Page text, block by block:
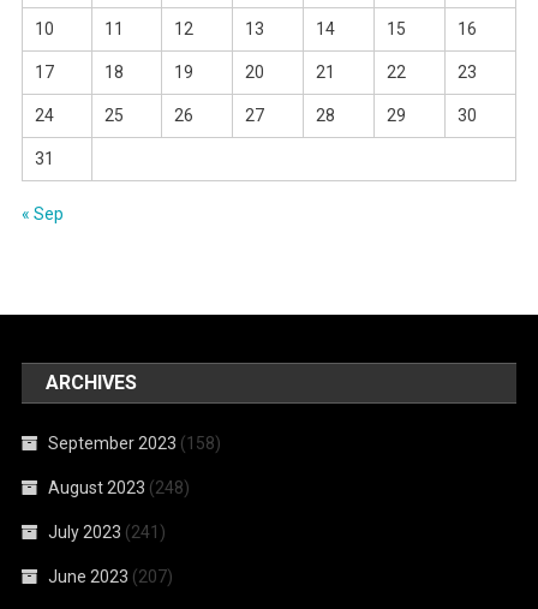
10 11 12 13 14 15 16
17 18 19 20 21 22 23
24 25 26 27 28 29 30
31
« Sep
ARCHIVES
September 2023 (158)
August 2023 (248)
July 2023 (241)
June 2023 (207)